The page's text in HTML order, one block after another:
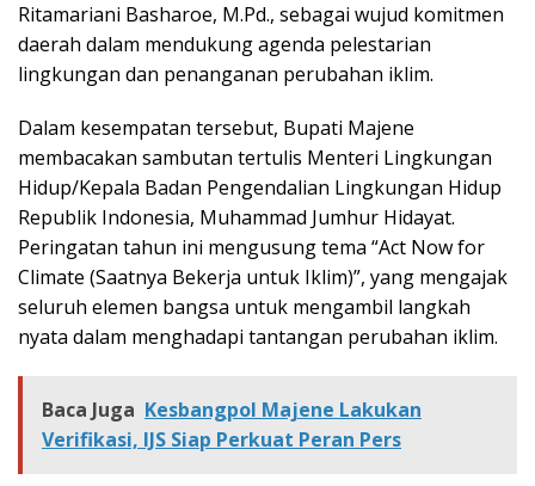
Ritamariani Basharoe, M.Pd., sebagai wujud komitmen
daerah dalam mendukung agenda pelestarian
lingkungan dan penanganan perubahan iklim.
Dalam kesempatan tersebut, Bupati Majene
membacakan sambutan tertulis Menteri Lingkungan
Hidup/Kepala Badan Pengendalian Lingkungan Hidup
Republik Indonesia, Muhammad Jumhur Hidayat.
Peringatan tahun ini mengusung tema “Act Now for
Climate (Saatnya Bekerja untuk Iklim)”, yang mengajak
seluruh elemen bangsa untuk mengambil langkah
nyata dalam menghadapi tantangan perubahan iklim.
Baca Juga Kesbangpol Majene Lakukan
Verifikasi, IJS Siap Perkuat Peran Pers